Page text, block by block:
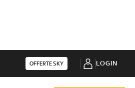
OFFERTE SKY LOGIN